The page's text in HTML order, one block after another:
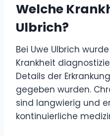
Welche
Ulbrich?
Bei Uwe Ulbrich
Krankheit
Details der
gegeben wurden.
sind langwierig und
kontinuierliche